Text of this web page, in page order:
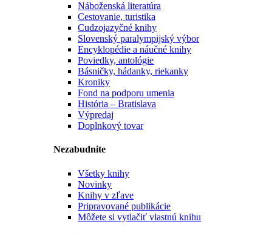
Náboženská literatúra
Cestovanie, turistika
Cudzojazyčné knihy
Slovenský paralympijský výbor
Encyklopédie a náučné knihy
Poviedky, antológie
Básničky, hádanky, riekanky
Kroniky
Fond na podporu umenia
História – Bratislava
Výpredaj
Doplnkový tovar
Nezabudnite
Všetky knihy
Novinky
Knihy v zľave
Pripravované publikácie
Môžete si vytlačiť vlastnú knihu